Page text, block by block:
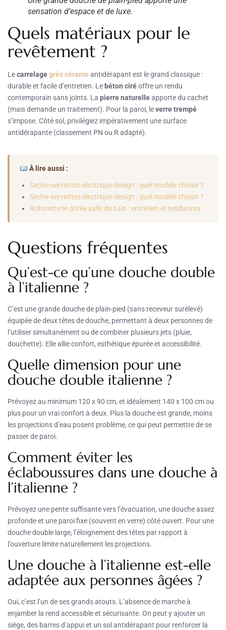
sensation d’espace et de luxe.
Quels matériaux pour le
revêtement ?
Lecarrelagegrès cérame antidérapant est le grand classique :
durable et facile d’entretien. Le béton ciréoffre un rendu
contemporain sans joints. La pierre naturelleapporte du cachet
(mais demande un traitement). Pour la paroi, leverre trempé
s’impose. Côté sol, privilégiez impérativement une surface
antidérapante (classement PN ou R adapté).
À lire aussi :
Seche-serviettes electrique design : quel modele choisir ?
Sèche-serviettes électrique design : quel modèle choisir ?
Robinetterie dorée salle de bain : entretien et tendances
Questions fréquentes
Qu’est-ce qu’une douche double
à l’italienne ?
C’est une grande douche de plain-pied (sans receveur surélevé)
équipée de deux têtes de douche, permettant à deux personnes de
l’utiliser simultanément ou de combiner plusieurs jets (pluie,
douchette). Elle allie confort, esthétique épurée et accessibilité.
Quelle dimension pour une
douche double italienne ?
Prévoyez au minimum 120 x 90 cm, et idéalement 140 x 100 cm ou
plus pour un vrai confort à deux. Plus la douche est grande, moins
les projections d’eau posent problème, ce qui peut permettre de se
passer de paroi.
Comment éviter les
éclaboussures dans une douche à
l’italienne ?
Prévoyez une pente suffisante vers l’évacuation, une douche assez
profonde et une paroi fixe (souvent en verre) côté ouvert. Pour une
douche double large, l’éloignement des têtes par rapport à
l’ouverture limite naturellement les projections.
Une douche à l’italienne est-elle
adaptée aux personnes âgées ?
Oui, c’est l’un de ses grands atouts. L’absence de marche à
enjamber la rend accessible et sécurisante. On peut y ajouter un
siège, des barres d’appui et un sol antidérapant pour renforcer la